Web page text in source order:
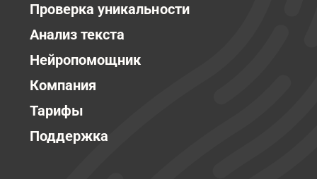
Проверка уникальности
Анализ текста
Нейропомощник
Компания
Тарифы
Поддержка